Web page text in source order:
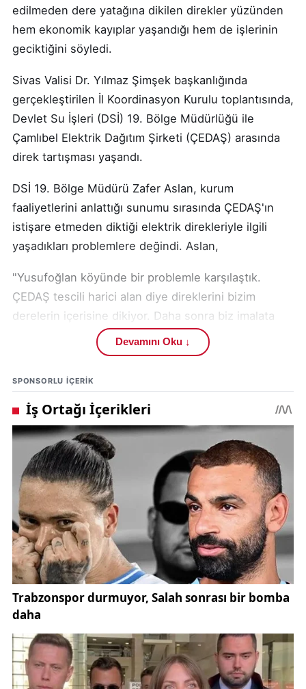
edilmeden dere yatağına dikilen direkler yüzünden
hem ekonomik kayıplar yaşandığı hem de işlerinin
geciktiğini söyledi.
Sivas Valisi Dr. Yılmaz Şimşek başkanlığında
gerçekleştirilen İl Koordinasyon Kurulu toplantısında,
Devlet Su İşleri (DSİ) 19. Bölge Müdürlüğü ile
Çamlıbel Elektrik Dağıtım Şirketi (ÇEDAŞ) arasında
direk tartışması yaşandı.
DSİ 19. Bölge Müdürü Zafer Aslan, kurum
faaliyetlerini anlattığı sunumu sırasında ÇEDAŞ'ın
istişare etmeden diktiği elektrik direkleriyle ilgili
yaşadıkları problemlere değindi. Aslan,
"Yusufoğlan köyünde bir problemle karşılaştık.
ÇEDAŞ tescili harici alan diye direklerini bizim
derelerin içerisine dikiyor. Daha sonra biz imalata
başladığımızda bu direkleri bir şekilde aldıramıyoruz.
Burada arazi tescili hariç olabilir ama o boşluk dere
yatağı için bırakılmış boşluklardır. Bu boşluklara bir
imalat yapıldığı zaman bizden görüş alınması önem
arz etmektedir. Tescil ayrıcalığı olduğu için devletin
hüküm ve tasarrufundaki alanlardır ama dere için
bırakılmış boşluklardır. Sonra hem ekonomik olarak
kayıplarımız oluyor hem de işlerimiz gecikiyor.
Maalesef direkleri de aldıramıyoruz. ÇEDAŞ'ta
‘programımızda yok diyerek' almıyor. Biz bir baraj
yaparken, yol yaparken çalışmaya engel direkleri
kaldırıyoruz ama direkleri gelip deremize dikmişler"
dedi.
ÇEDAŞ Genel Müdürü Mustafa Altun ise söz alarak,
olmadığını belirterek,
"Direklerin deplasa girmeme sebebi programda olup
Devamını Oku ↓
SPONSORLU IÇERIK